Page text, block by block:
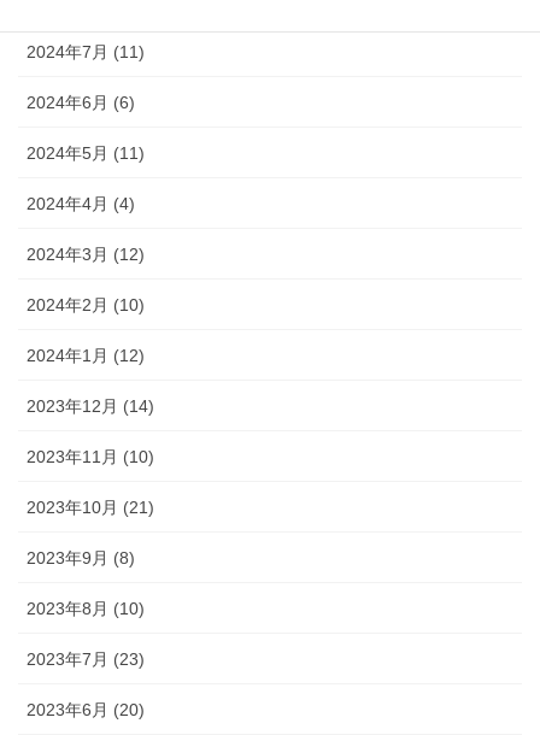
2024年7月 (11)
2024年6月 (6)
2024年5月 (11)
2024年4月 (4)
2024年3月 (12)
2024年2月 (10)
2024年1月 (12)
2023年12月 (14)
2023年11月 (10)
2023年10月 (21)
2023年9月 (8)
2023年8月 (10)
2023年7月 (23)
2023年6月 (20)